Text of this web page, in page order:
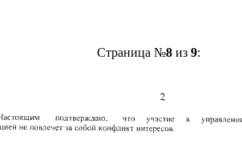
Страница №8из 9: